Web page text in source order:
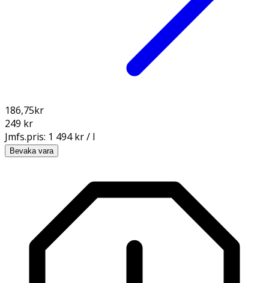
186,75kr
249 kr
Jmfs.pris: 1 494 kr / l
Bevaka vara